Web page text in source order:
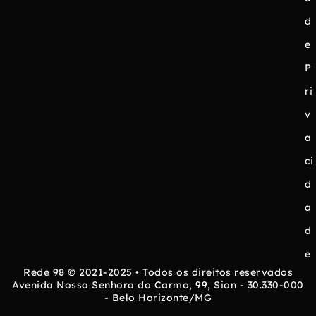
d
e
P
ri
v
a
ci
d
a
d
e
Rede 98 © 2021-2025 • Todos os direitos reservados
Avenida Nossa Senhora do Carmo, 99, Sion - 30.330-000
- Belo Horizonte/MG